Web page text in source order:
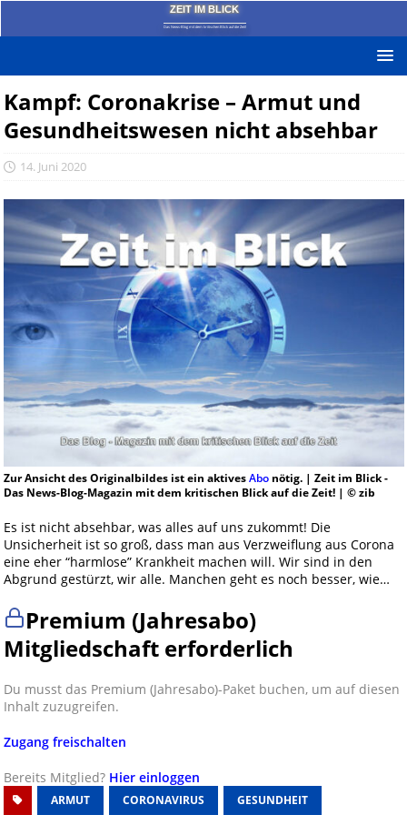
ZEIT IM BLICK
Das News-Blog mit dem kritischen Blick auf die Zeit!
Kampf: Coronakrise – Armut und
Gesundheitswesen nicht absehbar
14. Juni 2020
Zur Ansicht des Originalbildes ist ein aktivesAbonötig. | Zeit im Blick -
Das News-Blog-Magazin mit dem kritischen Blick auf die Zeit! | © zib
Es ist nicht absehbar, was alles auf uns zukommt! Die
Unsicherheit ist so groß, dass man aus Verzweiflung aus Corona
eine eher “harmlose” Krankheit machen will. Wir sind in den
Abgrund gestürzt, wir alle. Manchen geht es noch besser, wie…
Premium (Jahresabo)
Mitgliedschaft erforderlich
Du musst das Premium (Jahresabo)-Paket buchen, um auf diesen
Inhalt zuzugreifen.
Zugang freischalten
Bereits Mitglied? Hier einloggen
ARMUT CORONAVIRUS GESUNDHEIT